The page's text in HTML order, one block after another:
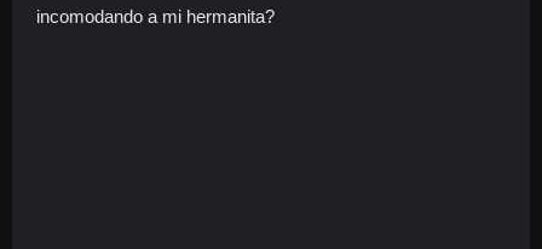
incomodando a mi hermanita?